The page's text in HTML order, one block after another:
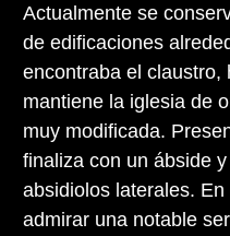
Actualmente se
de edificaciones
encontraba el claustro,
mantiene la iglesia de
muy modificada.
finaliza con un ábside
absidiolos laterales.
admirar una notable